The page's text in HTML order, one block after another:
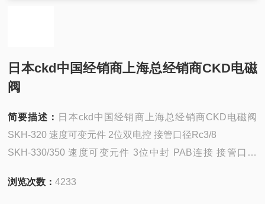
日本ckd中国经销商上海总经销商CKD电磁
阀
简要描述： 日本ckd中国经销商上海总经销商CKD电磁阀
SKH-320 速度可变元件 2位双电控 接管口径Rc3/8
SKH-330/350 速度可变元件 3位中封 PAB连接 接管口径
浏览次数：4233